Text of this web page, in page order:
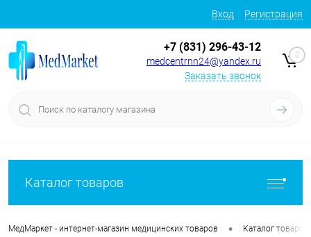
Вход Регистрация
+7 (831) 296-43-12
medcentrnn24@yandex.ru
Заказать звонок
0
Каталог товаров
МедМаркет - интернет-магазин медицинских товаров • Каталог товаров